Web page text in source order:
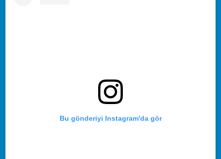
Bu gönderiyi Instagram'da gör